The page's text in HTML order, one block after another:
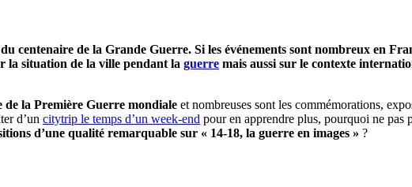
centenaire de la Grande Guerre. Si les événements sont nombreux en
la situation de la ville pendant la guerremais aussi sur le contexte
de la Première Guerre mondialeet nombreuses sont les commémorations,
d’un citytrip le temps d’un week-end pour en apprendre plus, pourquoi ne pas
d’une qualité remarquable sur « 14-18, la guerre en images » ?